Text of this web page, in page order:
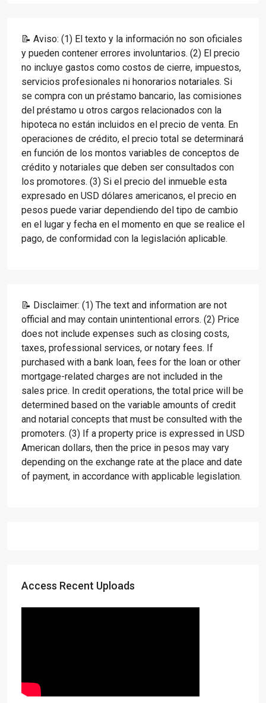
📝 Aviso: (1) El texto y la información no son oficiales
y pueden contener errores involuntarios. (2) El precio
no incluye gastos como costos de cierre, impuestos,
servicios profesionales ni honorarios notariales. Si
se compra con un préstamo bancario, las comisiones
del préstamo u otros cargos relacionados con la
hipoteca no están incluidos en el precio de venta. En
operaciones de crédito, el precio total se determinará
en función de los montos variables de conceptos de
crédito y notariales que deben ser consultados con
los promotores. (3) Si el precio del inmueble esta
expresado en USD dólares americanos, el precio en
pesos puede variar dependiendo del tipo de cambio
en el lugar y fecha en el momento en que se realice el
pago, de conformidad con la legislación aplicable.
📝 Disclaimer: (1) The text and information are not
official and may contain unintentional errors. (2) Price
does not include expenses such as closing costs,
taxes, professional services, or notary fees. If
purchased with a bank loan, fees for the loan or other
mortgage-related charges are not included in the
sales price. In credit operations, the total price will be
determined based on the variable amounts of credit
and notarial concepts that must be consulted with the
promoters. (3) If a property price is expressed in USD
American dollars, then the price in pesos may vary
depending on the exchange rate at the place and date
of payment, in accordance with applicable legislation.
Access Recent Uploads